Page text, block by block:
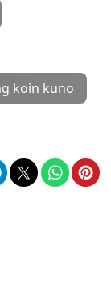
koin kuno